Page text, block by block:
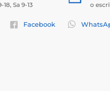
18, Sa 9-13 o
Facebook